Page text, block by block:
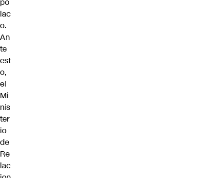
po
lac
o.
An
te
est
o,
el
Mi
nis
ter
io
de
Re
lac